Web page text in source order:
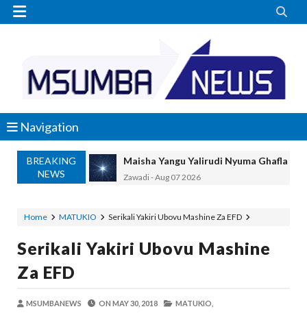
 
Navigation
BREAKING
NEWS
Maisha Yangu Yalirudi Nyuma Ghafla
Zawadi -Aug 07 2026
Zawadi-Aug 07 2026
Zawadi-Aug 07 2026
JUBILEE GROUP TANZANIA
Home MATUKIO Serikali Yakiri Ubovu Mashine Za EFD
Serikali Yakiri Ubovu Mashine
Za EFD
MSUMBANEWS ON MAY 30, 2018 MATUKIO,